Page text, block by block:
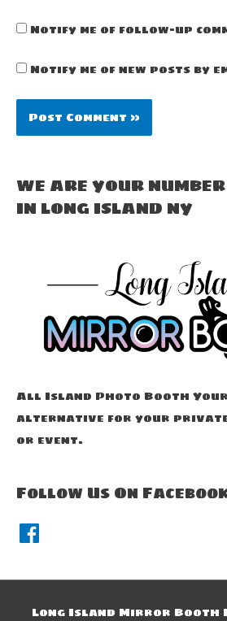
Notify me of follow-up
Notify me of new posts by
WE ARE YOUR
IN LONG ISLAND NY
All Island Photo Booth Your
alternative for your
or event.
Follow Us On
F
c
o
Long Island Mirror